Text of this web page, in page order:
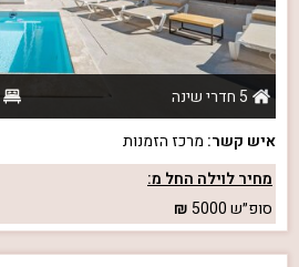
5 חדרי שינה
איש קשר: מרכז הזמנות
מחיר לוילה החל מ:
סופ״ש5000